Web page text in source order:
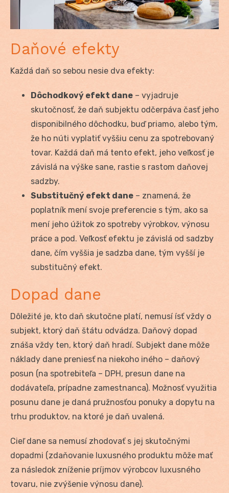
Daňové efekty
Každá daň so sebou nesie dva efekty:
Dôchodkový efekt dane – vyjadruje
skutočnosť, že daň subjektu odčerpáva časť jeho
disponibilného dôchodku, buď priamo, alebo tým,
že ho núti vyplatiť vyššiu cenu za spotrebovaný
tovar. Každá daň má tento efekt, jeho veľkosť je
závislá na výške sane, rastie s rastom daňovej
sadzby.
Substitučný efekt dane – znamená, že
poplatník mení svoje preferencie s tým, ako sa
mení jeho úžitok zo spotreby výrobkov, výnosu
práce a pod. Veľkosť efektu je závislá od sadzby
dane, čím vyššia je sadzba dane, tým vyšší je
substitučný efekt.
Dopad dane
Dôležité je, kto daň skutočne platí, nemusí ísť vždy o
subjekt, ktorý daň štátu odvádza. Daňový dopad
znáša vždy ten, ktorý daň hradí. Subjekt dane môže
náklady dane preniesť na niekoho iného – daňový
posun (na spotrebiteľa – DPH, presun dane na
dodávateľa, prípadne zamestnanca). Možnosť využitia
posunu dane je daná pružnosťou ponuky a dopytu na
trhu produktov, na ktoré je daň uvalená.
Cieľ dane sa nemusí zhodovať s jej skutočnými
dopadmi (zdaňovanie luxusného produktu môže mať
za následok zníženie príjmov výrobcov luxusného
tovaru, nie zvýšenie výnosu dane).